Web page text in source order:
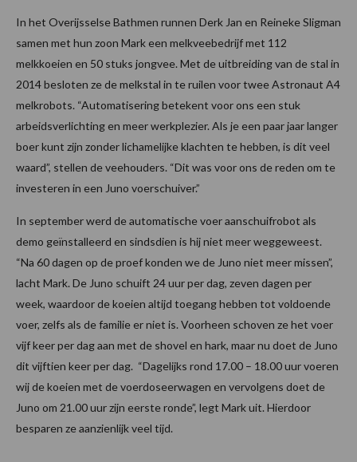
In het Overijsselse Bathmen runnen Derk Jan en Reineke Sligman
samen met hun zoon Mark een melkveebedrijf met 112
melkkoeien en 50 stuks jongvee. Met de uitbreiding van de stal in
2014 besloten ze de melkstal in te ruilen voor twee Astronaut A4
melkrobots. “Automatisering betekent voor ons een stuk
arbeidsverlichting en meer werkplezier. Als je een paar jaar langer
boer kunt zijn zonder lichamelijke klachten te hebben, is dit veel
waard”, stellen de veehouders. “Dit was voor ons de reden om te
investeren in een Juno voerschuiver.”
In september werd de automatische voer aanschuifrobot als
demo geïnstalleerd en sindsdien is hij niet meer weggeweest.
“Na 60 dagen op de proef konden we de Juno niet meer missen”,
lacht Mark. De Juno schuift 24 uur per dag, zeven dagen per
week, waardoor de koeien altijd toegang hebben tot voldoende
voer, zelfs als de familie er niet is. Voorheen schoven ze het voer
vijf keer per dag aan met de shovel en hark, maar nu doet de Juno
dit vijftien keer per dag. “Dagelijks rond 17.00 – 18.00 uur voeren
wij de koeien met de voerdoseerwagen en vervolgens doet de
Juno om 21.00 uur zijn eerste ronde”, legt Mark uit. Hierdoor
besparen ze aanzienlijk veel tijd.